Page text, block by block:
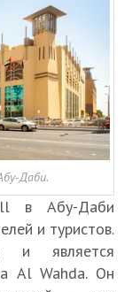
Даби.
в Абу-Даби
и туристов.
является
Al Wahda. Он